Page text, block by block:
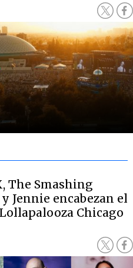
The Smashing
Jennie encabezan el
Chicago